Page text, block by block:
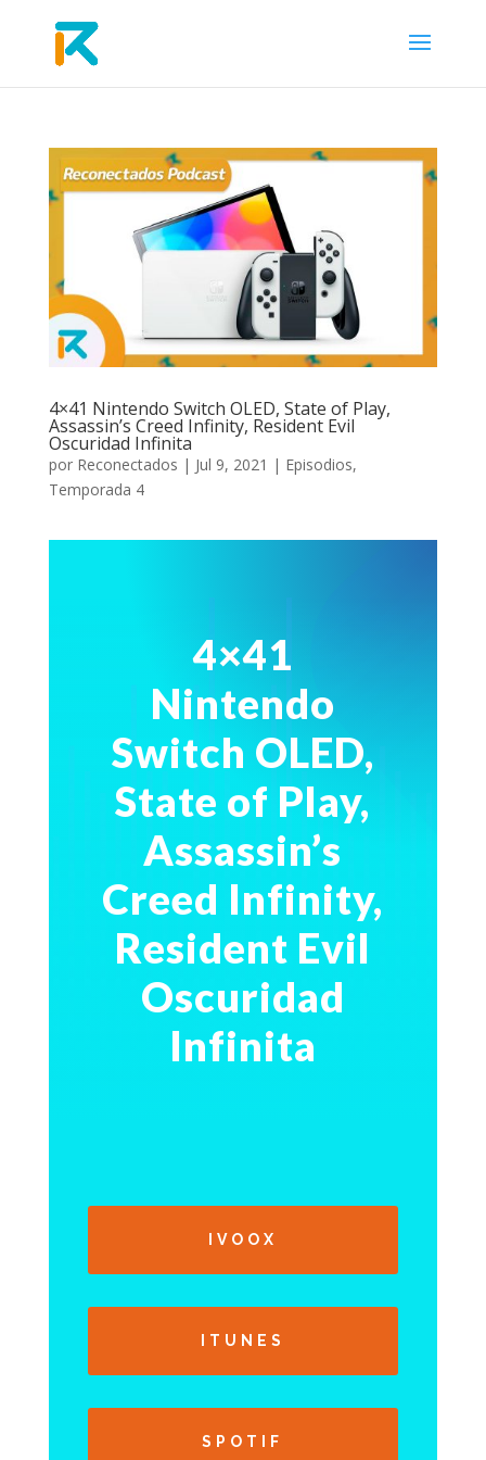
4×41 Nintendo Switch OLED, State of Play,
Assassin’s Creed Infinity, Resident Evil
Oscuridad Infinita
por Reconectados | Jul 9, 2021 | Episodios,
Temporada 4
4×41
Nintendo
Switch OLED,
State of Play,
Assassin’s
Creed Infinity,
Resident Evil
Oscuridad
Infinita
IVOOX
ITUNES
SPOTIF